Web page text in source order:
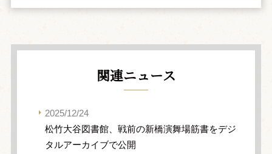
関連ニュース
2025/12/24
松竹大谷図書館、戦前の新橋演舞場筋書をデジ
タルアーカイブで公開